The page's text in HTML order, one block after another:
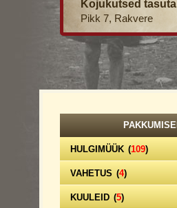
Kojukutsed
Pikk 7, Rakvere
HULGIMÜÜK (109)
VAHETUS (4)
KUULEID (5)